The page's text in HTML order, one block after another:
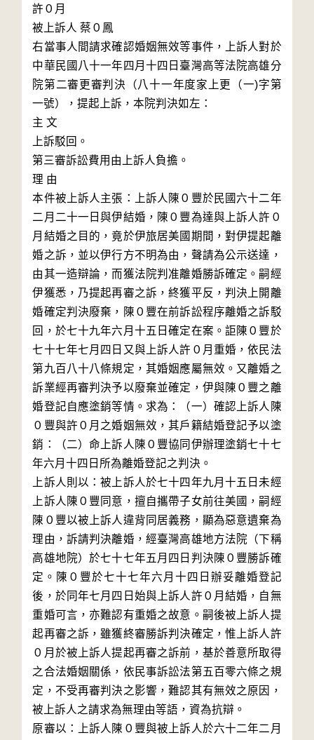
許０月
被上訴人 蔡０鳳
右當事人間請求確認婚姻無效等事件，上訴人對於
中華民國八十一年四月十四日臺灣高等法院高雄分
院第二審更審判決（八十一年度家上更（一)字第
一號），提起上訴，本院判決如左：
主 文
上訴駁回。
第三審訴訟費用由上訴人負擔。
理 由
本件被上訴人主張：上訴人陳０豐於民國六十二年
二月二十一日與伊結婚，陳０豐為達與上訴人許０
月結婚之目的，竟於伊旅居美國期間，對伊提起離
婚之訴，並以伊行方不明為由，聲請為公示送達，
由其一造辯論，而獲法院判准離婚勝訴確定。嗣經
伊獲悉，乃提起再審之訴，終獲平反，判決上開離
婚確定判決廢棄，陳０豐在前訴訟程序離婚之訴駁
回，於七十九年六月十五日確定在案。詎陳０豐於
七十七年七月四日又與上訴人許０月重婚，依民法
第九百八十八條規定，其婚姻應屬無效。又離婚之
訴業經再審判決予以廢棄並確定，伊與陳０豐之離
婚登記自應塗銷等情。求為：（一）確認上訴人陳
０豐與許０月之婚姻無效，其戶籍結婚登記予以塗
銷：（二）命上訴人陳０豐協同伊辦理塗銷七十七
年六月十四日所為離婚登記之判決。
上訴人則以：被上訴人於七十四年九月十五日未經
上訴人陳０豐同意，擅自攜帶子女前往美國，嗣經
陳０豐以被上訴人違背同居義務，顯為惡意遺棄為
理由，訴請判決離婚，經臺灣高雄地方法院（下稱
高雄地院）於七十七年五月四日判決陳０豐勝訴確
定。陳０豐於七十七年六月十四日辦妥離婚登記
後，於同年七月四日始與上訴人許０月結婚，自無
重婚可言，亦難認有重婚之故意。嗣後被上訴人提
起再審之訴，雖獲終審勝訴判決確定，惟上訴人許
０月於被上訴人提起再審之訴前，基於善意所取得
之合法婚姻關係，依民事訴訟法第五百零六條之規
定，不受再審判決之影響，難認其有無效之原因，
被上訴人之請求為無理由等語，資為抗辯。
原審以：上訴人陳０豐與被上訴人於六十二年二月